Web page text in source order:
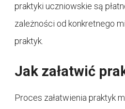
praktyki uczniowskie są
zależności od konkretnego
praktyk.
Jak załatwić
Proces załatwienia praktyk